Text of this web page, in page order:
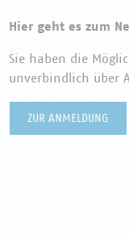
Hier geht es zum
Sie haben die
unverbindlich über
ZUR ANMELDUNG